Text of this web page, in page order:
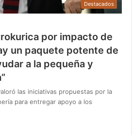
Destacados
por impacto de
un paquete potente de
a la pequeña y
las iniciativas propuestas por la
para entregar apoyo a los